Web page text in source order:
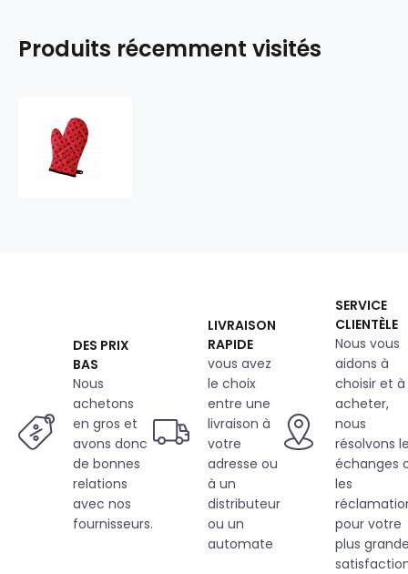
Produits récemment visités
DES PRIX
BAS
Nous
achetons
en gros et
avons donc
de bonnes
relations
avec nos
fournisseurs.
LIVRAISON
RAPIDE
vous avez
le choix
entre une
livraison à
votre
adresse ou
à un
distributeur
ou un
automate
SERVICE
CLIENTÈLE
Nous vous
aidons à
choisir et à
acheter,
nous
résolvons
échanges
les
pour votre
plus